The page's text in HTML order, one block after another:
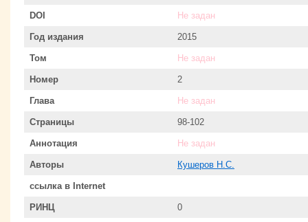
DOI Не задан
Год издания 2015
Том Не задан
Номер 2
Глава Не задан
Страницы 98-102
Аннотация Не задан
Авторы Кушеров Н.С.
ссылка в Internet
РИНЦ 0